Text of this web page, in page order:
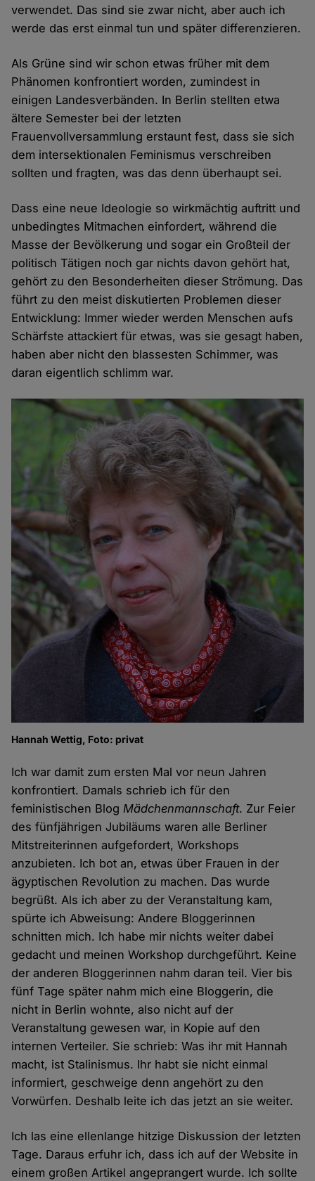
verwendet. Das sind sie zwar nicht, aber auch ich
werde das erst einmal tun und später differenzieren.
Als Grüne sind wir schon etwas früher mit dem
Phänomen konfrontiert worden, zumindest in
einigen Landesverbänden. In Berlin stellten etwa
ältere Semester bei der letzten
Frauenvollversammlung erstaunt fest, dass sie sich
dem intersektionalen Feminismus verschreiben
sollten und fragten, was das denn überhaupt sei.
Dass eine neue Ideologie so wirkmächtig auftritt und
unbedingtes Mitmachen einfordert, während die
Masse der Bevölkerung und sogar ein Großteil der
politisch Tätigen noch gar nichts davon gehört hat,
gehört zu den Besonderheiten dieser Strömung. Das
führt zu den meist diskutierten Problemen dieser
Entwicklung: Immer wieder werden Menschen aufs
Schärfste attackiert für etwas, was sie gesagt haben,
haben aber nicht den blassesten Schimmer, was
daran eigentlich schlimm war.
Hannah Wettig, Foto: privat
Ich war damit zum ersten Mal vor neun Jahren
konfrontiert. Damals schrieb ich für den
feministischen BlogMädchenmannschaft. Zur Feier
des fünfjährigen Jubiläums waren alle Berliner
Mitstreiterinnen aufgefordert, Workshops
anzubieten. Ich bot an, etwas über Frauen in der
ägyptischen Revolution zu machen. Das wurde
begrüßt. Als ich aber zu der Veranstaltung kam,
spürte ich Abweisung: Andere Bloggerinnen
schnitten mich. Ich habe mir nichts weiter dabei
gedacht und meinen Workshop durchgeführt. Keine
der anderen Bloggerinnen nahm daran teil. Vier bis
fünf Tage später nahm mich eine Bloggerin, die
nicht in Berlin wohnte, also nicht auf der
Veranstaltung gewesen war, in Kopie auf den
internen Verteiler. Sie schrieb: Was ihr mit Hannah
macht, ist Stalinismus. Ihr habt sie nicht einmal
informiert, geschweige denn angehört zu den
Vorwürfen. Deshalb leite ich das jetzt an sie weiter.
Ich las eine ellenlange hitzige Diskussion der letzten
Tage. Daraus erfuhr ich, dass ich auf der Website in
einem großen Artikel angeprangert wurde. Ich sollte